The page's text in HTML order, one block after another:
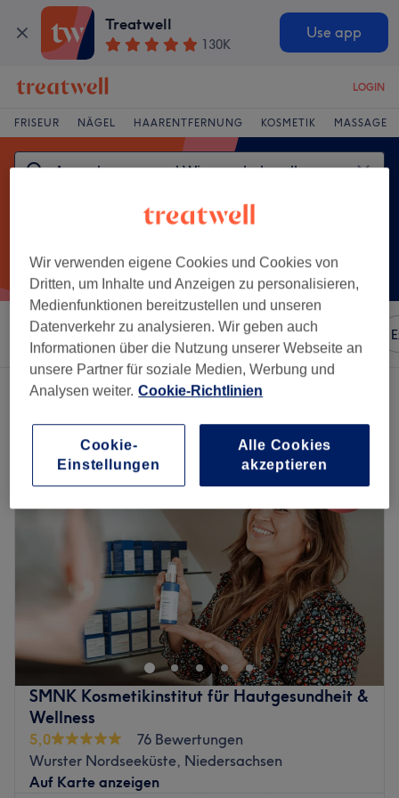
Treatwell
130K
Use app
LOGIN
FRISEUR NÄGEL HAARENTFERNUNG KOSMETIK MASSAGE
Sortieren nach Besonderheiten Marken
Ein Salon, der anbietet:
augenbrauen- und wimpernbehandlung in Wurster Nordseeküste,
SMNK Kosmetikinstitut für Hautgesundheit &
Wellness
5,0
76 Bewertungen
Wurster Nordseeküste, Niedersachsen
Auf Karte anzeigen
Wir verwenden eigene Cookies und Cookies von
Dritten, um Inhalte und Anzeigen zu personalisieren,
Medienfunktionen bereitzustellen und unseren
Datenverkehr zu analysieren. Wir geben auch
Informationen über die Nutzung unserer Webseite an
unsere Partner für soziale Medien, Werbung und
Analysen weiter. Cookie-Richtlinien
Cookie-
Einstellungen
Alle Cookies
akzeptieren